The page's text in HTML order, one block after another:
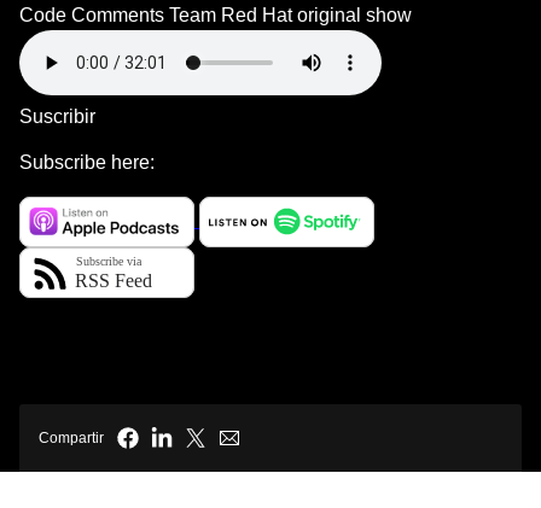
Code Comments Team Red Hat original show
Suscribir
Subscribe here:
Compartir